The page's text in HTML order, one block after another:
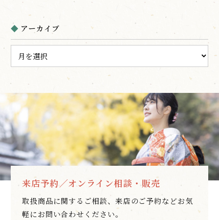
アーカイブ
来店予約／オンライン相談・販売
取扱商品に関するご相談、来店のご予約などお気
軽にお問い合わせください。